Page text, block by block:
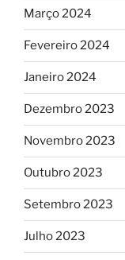
Março 2024
Fevereiro 2024
Janeiro 2024
Dezembro 2023
Novembro 2023
Outubro 2023
Setembro 2023
Julho 2023